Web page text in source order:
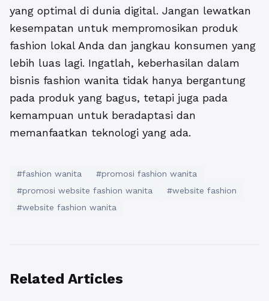
yang optimal di dunia digital. Jangan lewatkan
kesempatan untuk mempromosikan produk
fashion lokal Anda dan jangkau konsumen yang
lebih luas lagi. Ingatlah, keberhasilan dalam
bisnis fashion wanita tidak hanya bergantung
pada produk yang bagus, tetapi juga pada
kemampuan untuk beradaptasi dan
memanfaatkan teknologi yang ada.
#fashion wanita
#promosi fashion wanita
#promosi website fashion wanita
#website fashion
#website fashion wanita
Related Articles